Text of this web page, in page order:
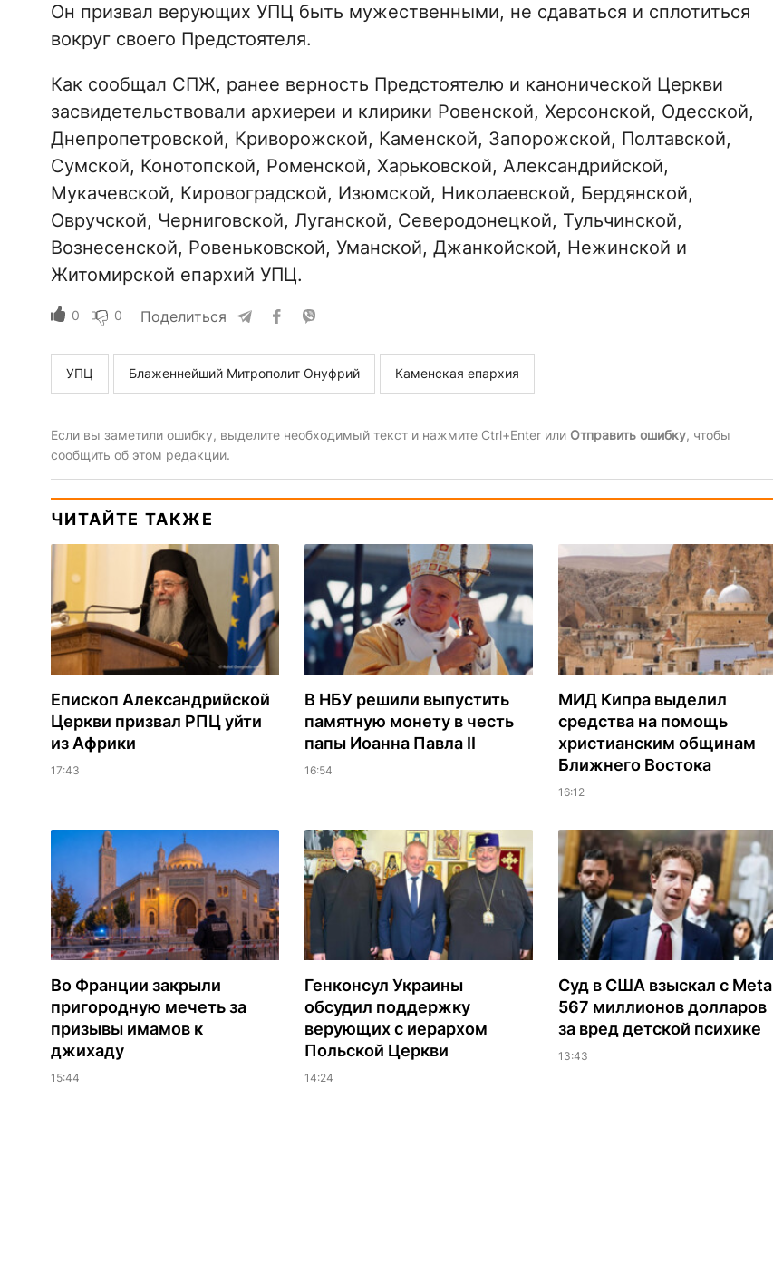
Он призвал верующих УПЦ быть мужественными, не сдаваться и сплотиться
вокруг своего Предстоятеля.
Как сообщал СПЖ, ранее верность Предстоятелю и канонической Церкви
засвидетельствовали архиереи и клирики Ровенской, Херсонской, Одесской,
Днепропетровской, Криворожской, Каменской, Запорожской, Полтавской,
Сумской, Конотопской, Роменской, Харьковской, Александрийской,
Мукачевской, Кировоградской, Изюмской, Николаевской, Бердянской,
Овручской, Черниговской, Луганской, Северодонецкой, Тульчинской,
Вознесенской, Ровеньковской, Уманской, Джанкойской, Нежинской и
Житомирской епархий УПЦ.
0 0 Поделиться
УПЦ Блаженнейший Митрополит Онуфрий Каменская епархия
Если вы заметили ошибку, выделите необходимый текст и нажмите Ctrl+Enter или Отправить ошибку, чтобы
сообщить об этом редакции.
ЧИТАЙТЕ ТАКЖЕ
Епископ Александрийской
Церкви призвал РПЦ уйти
из Африки
17:43
В НБУ решили выпустить
памятную монету в честь
папы Иоанна Павла II
16:54
МИД Кипра выделил
средства на помощь
христианским общинам
Ближнего Востока
16:12
Во Франции закрыли
пригородную мечеть за
призывы имамов к
джихаду
15:44
Генконсул Украины
обсудил поддержку
верующих с иерархом
Польской Церкви
14:24
Суд в США взыскал с Meta
567 миллионов долларов
за вред детской психике
13:43